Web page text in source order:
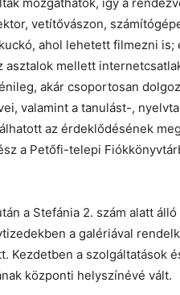
vetítővászon,
ahol lehetett filmezni
asztalok mellett
akár csoportosan
valamint a tanulást-,
az érdeklődésének
a Petőfi-telepi
a Stefánia 2. szám alatt
a galériával
Kezdetben a szolgáltatások
központi helyszínévé vált.